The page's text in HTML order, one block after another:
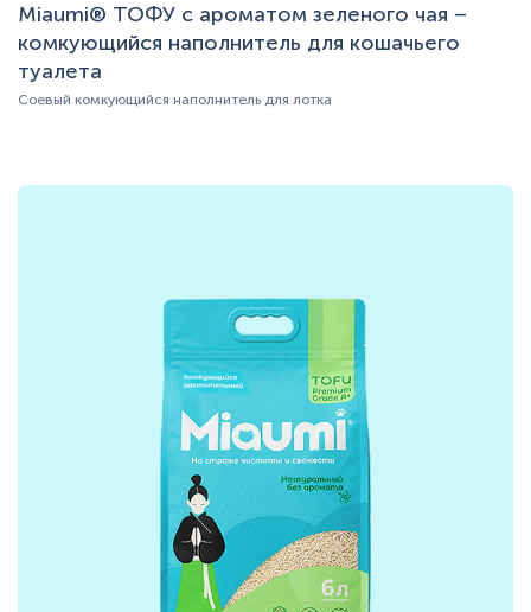
Miaumi® ТОФУ с ароматом зеленого чая –
комкующийся наполнитель для кошачьего
туалета
Соевый комкующийся наполнитель для лотка